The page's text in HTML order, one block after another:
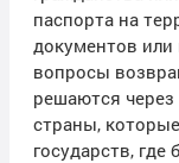
паспорта на
документов или
вопросы
решаются через
страны,
государств,